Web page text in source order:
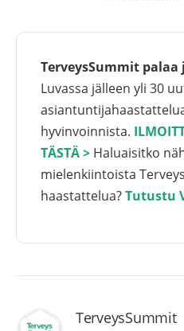
TerveysSummit palaa
Luvassa jälleen yli 30
hyvinvoinnista.
TÄSTÄ > Haluaisitko
mielenkiintoista
haastattelua?Tutustu
TerveysSummit